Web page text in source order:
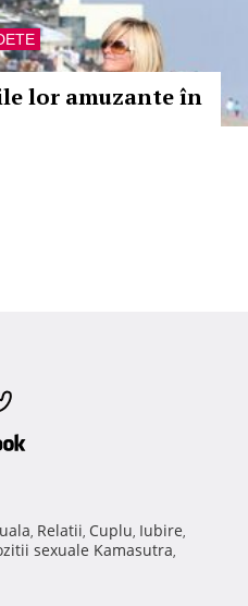
lor amuzante în
, Relatii, Cuplu, Iubire,
sexuale Kamasutra,